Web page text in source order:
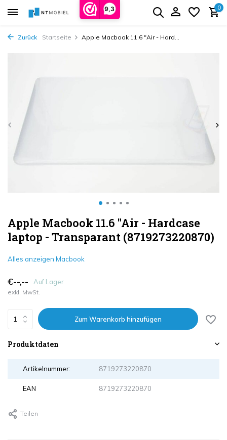
9,3 0
Zurück Startseite Apple Macbook 11.6 "Air - Hard...
Apple Macbook 11.6 "Air - Hardcase
laptop - Transparant (8719273220870)
Alles anzeigen Macbook
€--,-- Auf Lager
exkl. MwSt.
Zum Warenkorb hinzufügen
Produktdaten
Artikelnummer: 8719273220870
EAN 8719273220870
Teilen